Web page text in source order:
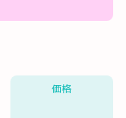
価格